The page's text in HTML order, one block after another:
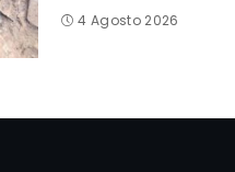
4 Agosto 2026